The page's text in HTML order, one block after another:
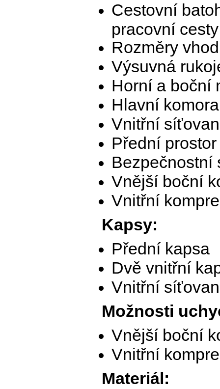
Cestovní
pracovní cesty
Rozměry
Vý­suvná
Horní a boční
Hlavní
Vnitřní
Přední
Bezpečnostní
Vnější boční
Vnitřní
Kapsy:
Přední kapsa
Dvě vnitřní
Vnitřní
Možnosti
Vnější boční
Vnitřní
Materiál: